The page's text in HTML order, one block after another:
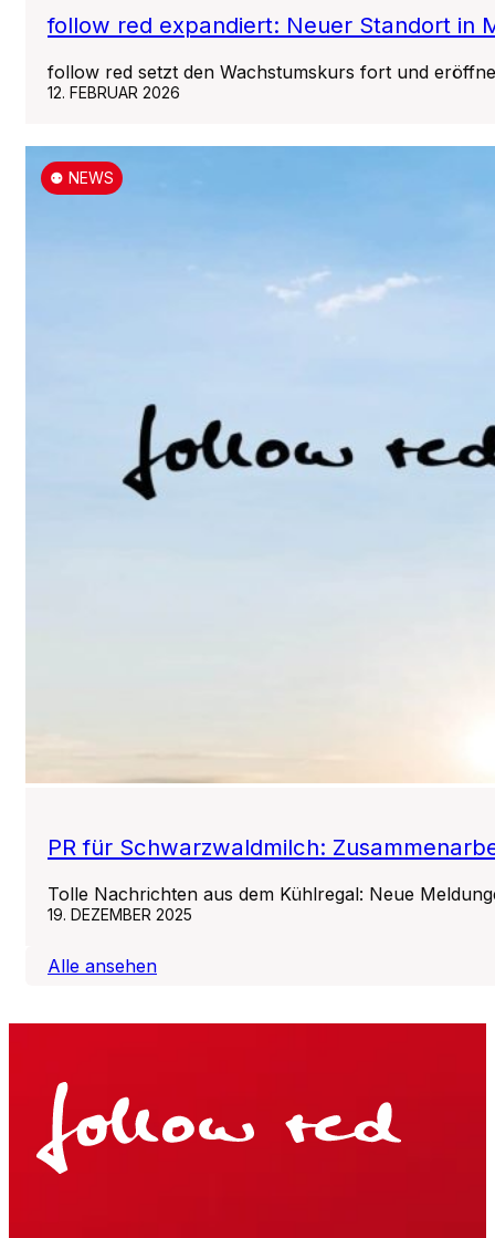
follow red expandiert: Neuer Standort in
follow red setzt den Wachstumskurs fort und
12. FEBRUAR 2026
⚉ NEWS
PR für Schwarzwaldmilch:
Tolle Nachrichten aus dem Kühlregal: Neue
19. DEZEMBER 2025
Alle ansehen